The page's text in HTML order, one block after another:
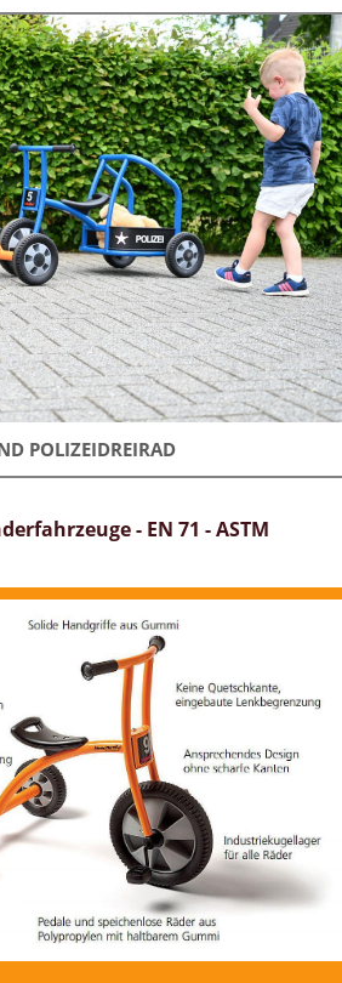
POLIZEIDREIRAD
- EN 71 - ASTM